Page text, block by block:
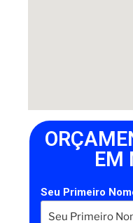
EM
Seu Primeiro